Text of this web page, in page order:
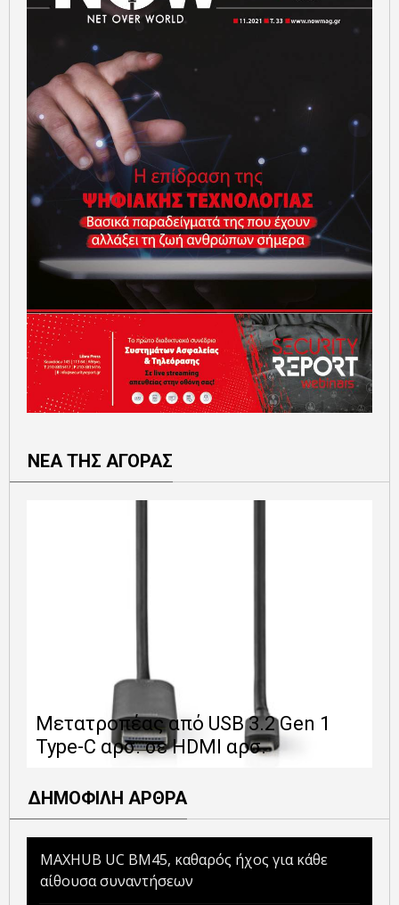
ΝΕΑ ΤΗΣ ΑΓΟΡΑΣ
Μετατροπέας από USB 3.2 Gen 1
Type-C αρσ. σε HDMI αρσ.
ΔΗΜΟΦΙΛΗ ΑΡΘΡΑ
MAXHUB UC BM45, καθαρός ήχος για κάθε
αίθουσα συναντήσεων